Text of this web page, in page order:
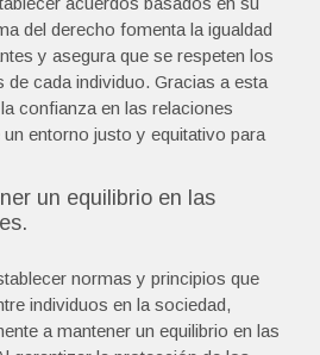
del derecho fomenta la igualdad
y asegura que se respeten los
de cada individuo. Gracias a esta
confianza en las relaciones
entorno justo y equitativo para
un equilibrio en las
normas y principios que
individuos en la sociedad,
a mantener un equilibrio en las